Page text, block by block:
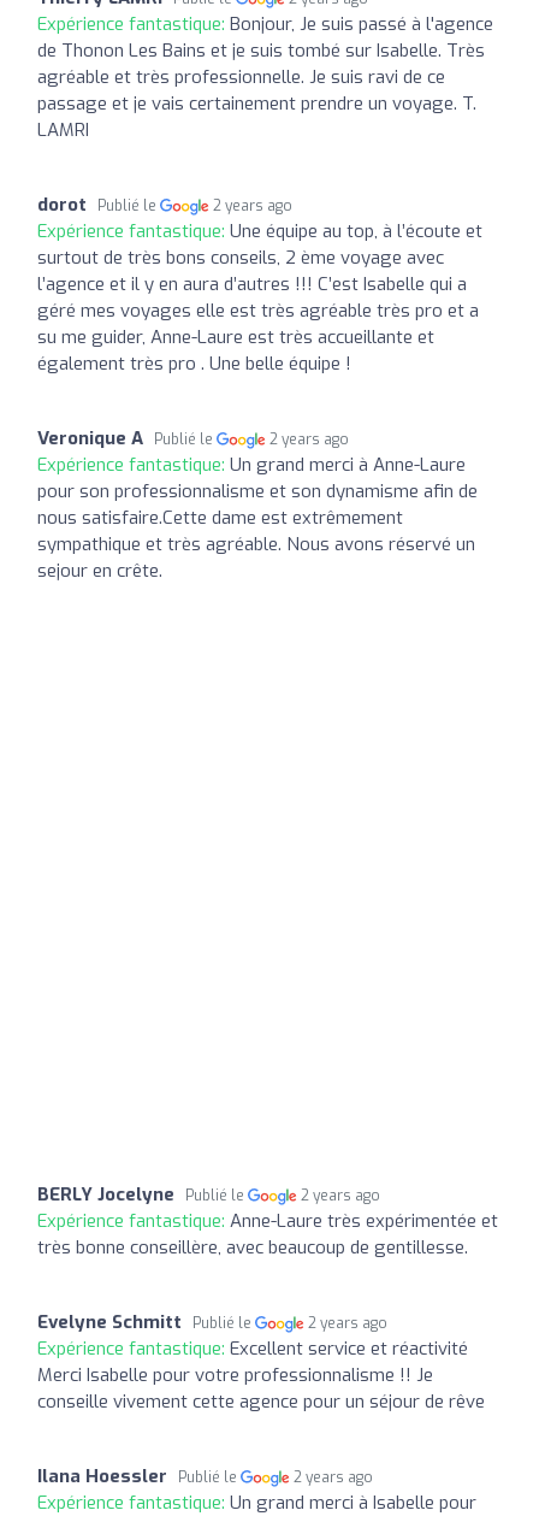
Expérience fantastique: Bonjour, Je suis passé à l'agence
de Thonon Les Bains et je suis tombé sur Isabelle. Très
agréable et très professionnelle. Je suis ravi de ce
passage et je vais certainement prendre un voyage. T.
LAMRI
dorot Publié le 2 years ago
Expérience fantastique: Une équipe au top, à l’écoute et
surtout de très bons conseils, 2 ème voyage avec
l’agence et il y en aura d’autres !!! C’est Isabelle qui a
géré mes voyages elle est très agréable très pro et a
su me guider, Anne-Laure est très accueillante et
également très pro . Une belle équipe !
Veronique A Publié le 2 years ago
Expérience fantastique: Un grand merci à Anne-Laure
pour son professionnalisme et son dynamisme afin de
nous satisfaire.Cette dame est extrêmement
sympathique et très agréable. Nous avons réservé un
sejour en crête.
BERLY Jocelyne Publié le 2 years ago
Expérience fantastique: Anne-Laure très expérimentée et
très bonne conseillère, avec beaucoup de gentillesse.
Evelyne Schmitt Publié le 2 years ago
Expérience fantastique: Excellent service et réactivité
Merci Isabelle pour votre professionnalisme !! Je
conseille vivement cette agence pour un séjour de rêve
Ilana Hoessler Publié le 2 years ago
Expérience fantastique: Un grand merci à Isabelle pour